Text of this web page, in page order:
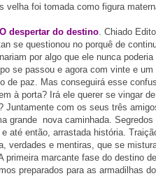
velha foi tomada como figura
despertar do destino . Chiado
se questionou no porquê de
por algo que ele nunca
se passou e agora com vinte e
de paz. Mas conseguirá esse
à porta? Irá ele querer se vingar
Juntamente com os seus três
grande nova caminhada.
até então, arrastada história.
verdades e mentiras, que se
primeira marcante fase do destino
preparados para as armadilhas